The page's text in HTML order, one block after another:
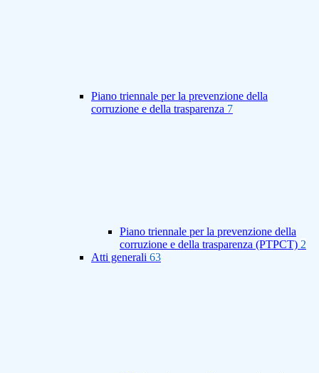
Piano triennale per la prevenzione della
corruzione e della trasparenza 7
Piano triennale per la prevenzione della
corruzione e della trasparenza (PTPCT) 2
Atti generali 63